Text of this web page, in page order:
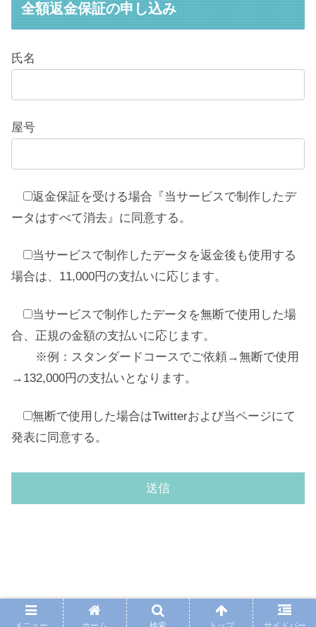
全額返金保証の申し込み
氏名
屋号
返金保証を受ける場合『当サービスで制作したデ
ータはすべて消去』に同意する。
当サービスで制作したデータを返金後も使用する
場合は、11,000円の支払いに応じます。
当サービスで制作したデータを無断で使用した場
合、正規の金額の支払いに応じます。
※例：スタンダードコースでご依頼→無断で使用
→132,000円の支払いとなります。
無断で使用した場合はTwitterおよび当ページにて
発表に同意する。
PAGE TOP